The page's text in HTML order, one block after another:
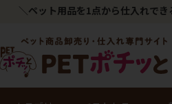
＼ペット用品を1点から仕入れで